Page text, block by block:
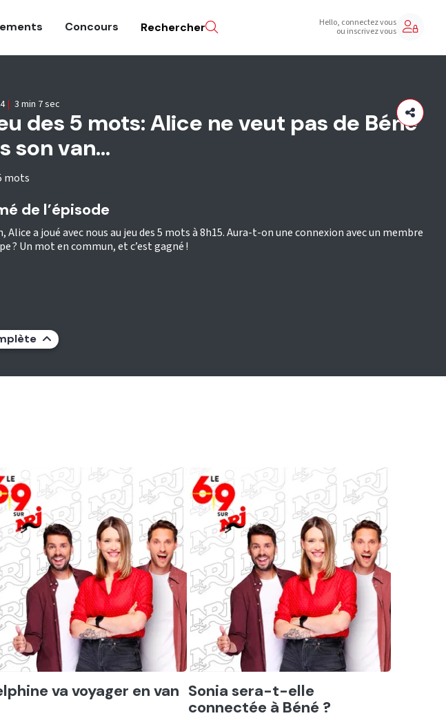
Concours Rechercher Hello, connectez vous
ou inscrivez vous
des 5 mots: Alice ne veut pas de Béné
son van...
mots
| 3 min 7 sec
de l’épisode
Alice a joué avec nous au jeu des 5 mots à 8h15. Aura-t-on une connexion avec un membre
? Un mot en commun, et c’est gagné !
va voyager en van Ecouter
Sonia sera-t-elle
connectée à Béné ?